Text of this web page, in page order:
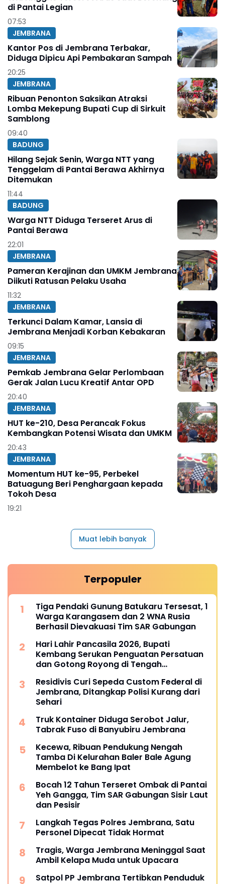
di Pantai Legian
07:53
JEMBRANA
Kantor Pos di Jembrana Terbakar,
Diduga Dipicu Api Pembakaran Sampah
20:25
JEMBRANA
Ribuan Penonton Saksikan Atraksi
Lomba Mekepung Bupati Cup di Sirkuit
Samblong
09:40
BADUNG
Hilang Sejak Senin, Warga NTT yang
Tenggelam di Pantai Berawa Akhirnya
Ditemukan
11:44
BADUNG
Warga NTT Diduga Terseret Arus di
Pantai Berawa
22:01
JEMBRANA
Pameran Kerajinan dan UMKM Jembrana
Diikuti Ratusan Pelaku Usaha
11:32
JEMBRANA
Terkunci Dalam Kamar, Lansia di
Jembrana Menjadi Korban Kebakaran
09:15
JEMBRANA
Pemkab Jembrana Gelar Perlombaan
Gerak Jalan Lucu Kreatif Antar OPD
20:40
JEMBRANA
HUT ke-210, Desa Perancak Fokus
Kembangkan Potensi Wisata dan UMKM
20:43
JEMBRANA
Momentum HUT ke-95, Perbekel
Batuagung Beri Penghargaan kepada
Tokoh Desa
19:21
Muat lebih banyak
Terpopuler
Tiga Pendaki Gunung Batukaru Tersesat, 1
Warga Karangasem dan 2 WNA Rusia
Berhasil Dievakuasi Tim SAR Gabungan
Hari Lahir Pancasila 2026, Bupati
Kembang Serukan Penguatan Persatuan
dan Gotong Royong di Tengah
Residivis Curi Sepeda Custom Federal di
Jembrana, Ditangkap Polisi Kurang dari
Sehari
Truk Kontainer Diduga Serobot Jalur,
Tabrak Fuso di Banyubiru Jembrana
Kecewa, Ribuan Pendukung Nengah
Tamba Di Kelurahan Baler Bale Agung
Membelot ke Bang Ipat
Bocah 12 Tahun Terseret Ombak di Pantai
Yeh Gangga, Tim SAR Gabungan Sisir Laut
dan Pesisir
Langkah Tegas Polres Jembrana, Satu
Personel Dipecat Tidak Hormat
Tragis, Warga Jembrana Meninggal Saat
Ambil Kelapa Muda untuk Upacara
Satpol PP Jembrana Tertibkan Penduduk